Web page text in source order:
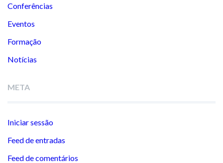
Conferências
Eventos
Formação
Notícias
META
Iniciar sessão
Feed de entradas
Feed de comentários